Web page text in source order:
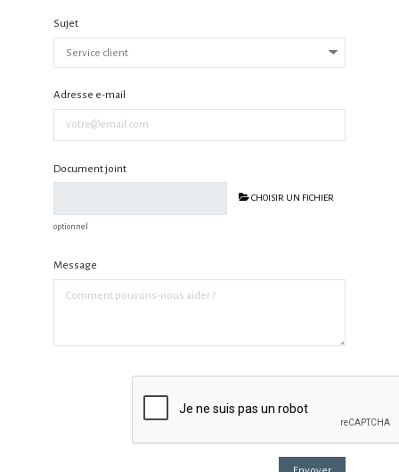
Sujet
Adresse e-mail
Document joint
CHOISIR UN FICHIER
optionnel
Message